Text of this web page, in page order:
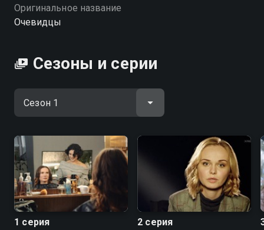
потусторонние силы действительно рядом.
«Очевидцы» — смотрите онлайн в хорошем
Оригинальное название
Очевидцы
Сезоны и серии
1 серия 2 серия